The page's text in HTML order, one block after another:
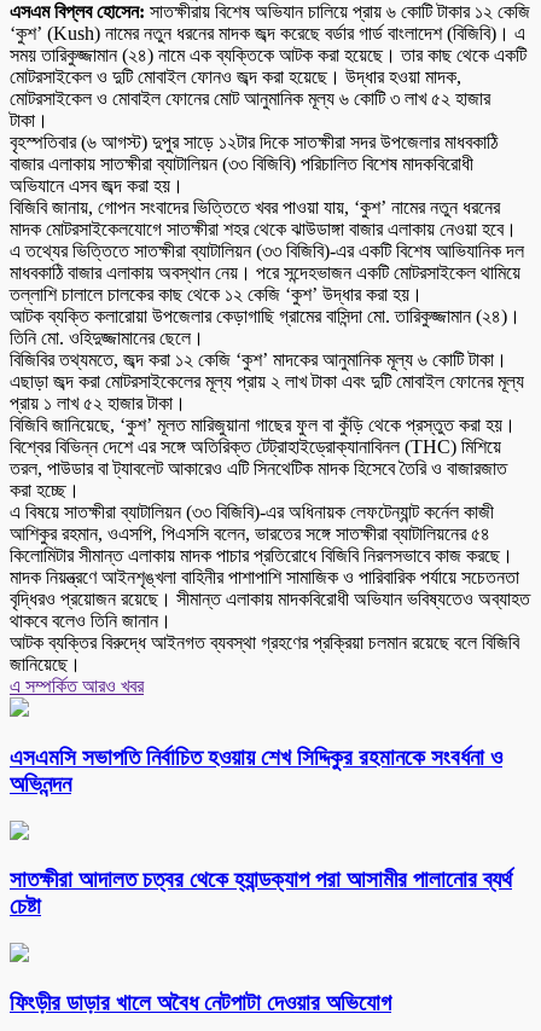
এসএম বিপ্লব হোসেন: সাতক্ষীরায় বিশেষ অভিযান চালিয়ে প্রায় ৬ কোটি টাকার ১২ কেজি
‘কুশ’ (Kush) নামের নতুন ধরনের মাদক জব্দ করেছে বর্ডার গার্ড বাংলাদেশ (বিজিবি)। এ
সময় তারিকুজ্জামান (২৪) নামে এক ব্যক্তিকে আটক করা হয়েছে। তার কাছ থেকে একটি
মোটরসাইকেল ও দুটি মোবাইল ফোনও জব্দ করা হয়েছে। উদ্ধার হওয়া মাদক,
মোটরসাইকেল ও মোবাইল ফোনের মোট আনুমানিক মূল্য ৬ কোটি ৩ লাখ ৫২ হাজার
টাকা।
বৃহস্পতিবার (৬ আগস্ট) দুপুর সাড়ে ১২টার দিকে সাতক্ষীরা সদর উপজেলার মাধবকাঠি
বাজার এলাকায় সাতক্ষীরা ব্যাটালিয়ন (৩৩ বিজিবি) পরিচালিত বিশেষ মাদকবিরোধী
অভিযানে এসব জব্দ করা হয়।
বিজিবি জানায়, গোপন সংবাদের ভিত্তিতে খবর পাওয়া যায়, ‘কুশ’ নামের নতুন ধরনের
মাদক মোটরসাইকেলযোগে সাতক্ষীরা শহর থেকে ঝাউডাঙ্গা বাজার এলাকায় নেওয়া হবে।
এ তথ্যের ভিত্তিতে সাতক্ষীরা ব্যাটালিয়ন (৩৩ বিজিবি)-এর একটি বিশেষ আভিযানিক দল
মাধবকাঠি বাজার এলাকায় অবস্থান নেয়। পরে সন্দেহভাজন একটি মোটরসাইকেল থামিয়ে
তল্লাশি চালালে চালকের কাছ থেকে ১২ কেজি ‘কুশ’ উদ্ধার করা হয়।
আটক ব্যক্তি কলারোয়া উপজেলার কেড়াগাছি গ্রামের বাসিন্দা মো. তারিকুজ্জামান (২৪)।
তিনি মো. ওহিদুজ্জামানের ছেলে।
বিজিবির তথ্যমতে, জব্দ করা ১২ কেজি ‘কুশ’ মাদকের আনুমানিক মূল্য ৬ কোটি টাকা।
এছাড়া জব্দ করা মোটরসাইকেলের মূল্য প্রায় ২ লাখ টাকা এবং দুটি মোবাইল ফোনের মূল্য
প্রায় ১ লাখ ৫২ হাজার টাকা।
বিজিবি জানিয়েছে, ‘কুশ’ মূলত মারিজুয়ানা গাছের ফুল বা কুঁড়ি থেকে প্রস্তুত করা হয়।
বিশ্বের বিভিন্ন দেশে এর সঙ্গে অতিরিক্ত টেট্রাহাইড্রোক্যানাবিনল (THC) মিশিয়ে
তরল, পাউডার বা ট্যাবলেট আকারেও এটি সিনথেটিক মাদক হিসেবে তৈরি ও বাজারজাত
করা হচ্ছে।
এ বিষয়ে সাতক্ষীরা ব্যাটালিয়ন (৩৩ বিজিবি)-এর অধিনায়ক লেফটেন্যান্ট কর্নেল কাজী
আশিকুর রহমান, ওএসপি, পিএসসি বলেন, ভারতের সঙ্গে সাতক্ষীরা ব্যাটালিয়নের ৫৪
কিলোমিটার সীমান্ত এলাকায় মাদক পাচার প্রতিরোধে বিজিবি নিরলসভাবে কাজ করছে।
মাদক নিয়ন্ত্রণে আইনশৃঙ্খলা বাহিনীর পাশাপাশি সামাজিক ও পারিবারিক পর্যায়ে সচেতনতা
বৃদ্ধিরও প্রয়োজন রয়েছে। সীমান্ত এলাকায় মাদকবিরোধী অভিযান ভবিষ্যতেও অব্যাহত
থাকবে বলেও তিনি জানান।
আটক ব্যক্তির বিরুদ্ধে আইনগত ব্যবস্থা গ্রহণের প্রক্রিয়া চলমান রয়েছে বলে বিজিবি
জানিয়েছে।
এ সম্পর্কিত আরও খবর
এসএমসি সভাপতি নির্বাচিত হওয়ায় শেখ সিদ্দিকুর রহমানকে সংবর্ধনা ও
অভিনন্দন
সাতক্ষীরা আদালত চত্বর থেকে হ্যান্ডক্যাপ পরা আসামীর পালানোর ব্যর্থ
চেষ্টা
ফিংড়ীর ডাড়ার খালে অবৈধ নেটপাটা দেওয়ার অভিযোগ